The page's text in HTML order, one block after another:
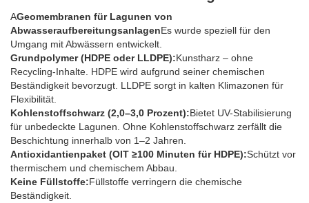
AGeomembranen für Lagunen von
AbwasseraufbereitungsanlagenEs wurde speziell für den
Umgang mit Abwässern entwickelt.
Grundpolymer (HDPE oder LLDPE):Kunstharz – ohne
Recycling-Inhalte. HDPE wird aufgrund seiner chemischen
Beständigkeit bevorzugt. LLDPE sorgt in kalten Klimazonen für
Flexibilität.
Kohlenstoffschwarz (2,0–3,0 Prozent):Bietet UV-Stabilisierung
für unbedeckte Lagunen. Ohne Kohlenstoffschwarz zerfällt die
Beschichtung innerhalb von 1–2 Jahren.
Antioxidantienpaket (OIT ≥100 Minuten für HDPE):Schützt vor
thermischem und chemischem Abbau.
Keine Füllstoffe:Füllstoffe verringern die chemische
Beständigkeit.